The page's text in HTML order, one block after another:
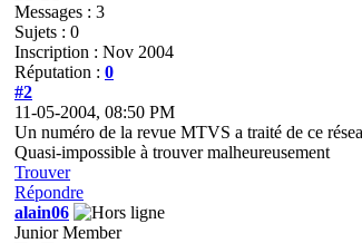
Messages : 3
Sujets : 0
Inscription : Nov 2004
Réputation : 0
#2
11-05-2004, 08:50 PM
Un numéro de la revue MTVS a traité de ce
Quasi-impossible à trouver malheureusement
Trouver
Répondre
alain06
Junior Member